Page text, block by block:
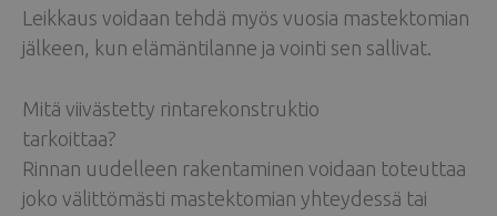
Leikkaus voidaan tehdä myös vuosia mastektomian
jälkeen, kun elämäntilanne ja vointi sen sallivat.
Mitä viivästetty rintarekonstruktio
tarkoittaa?
Rinnan uudelleen rakentaminen voidaan toteuttaa
joko välittömästi mastektomian yhteydessä tai